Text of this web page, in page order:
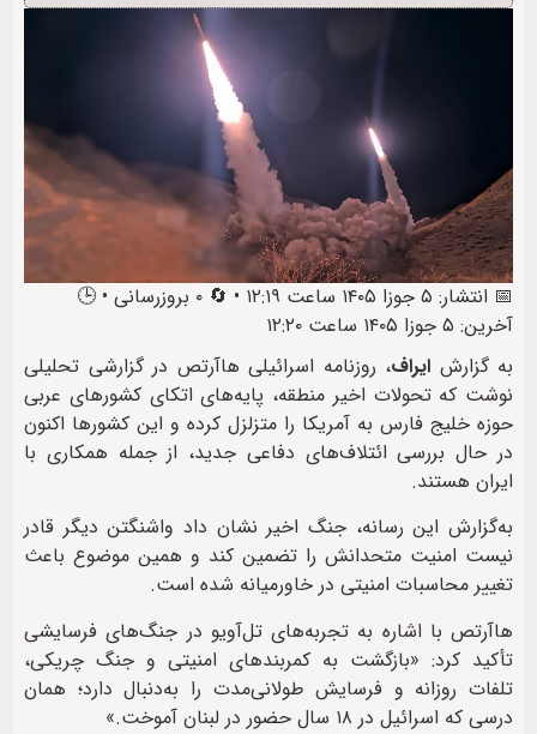
📅 انتشار: ۵ جوزا ۱۴۰۵ ساعت ۱۲:۱۹ • 🔄 ۰ بروزرسانی • 🕒
آخرین: ۵ جوزا ۱۴۰۵ ساعت ۱۲:۲۰
به گزارش ایراف، روزنامه اسرائیلی هاآرتص در گزارشی تحلیلی
نوشت که تحولات اخیر منطقه، پایه‌های اتکای کشورهای عربی
حوزه خلیج فارس به آمریکا را متزلزل کرده و این کشورها اکنون
در حال بررسی ائتلاف‌های دفاعی جدید، از جمله همکاری با
ایران هستند.
به‌گزارش این رسانه، جنگ اخیر نشان داد واشنگتن دیگر قادر
نیست امنیت متحدانش را تضمین کند و همین موضوع باعث
تغییر محاسبات امنیتی در خاورمیانه شده است.
هاآرتص با اشاره به تجربه‌های تل‌آویو در جنگ‌های فرسایشی
تأکید کرد: «بازگشت به کمربندهای امنیتی و جنگ چریکی،
تلفات روزانه و فرسایش طولانی‌مدت را به‌دنبال دارد؛ همان
درسی که اسرائیل در ۱۸ سال حضور در لبنان آموخت.»